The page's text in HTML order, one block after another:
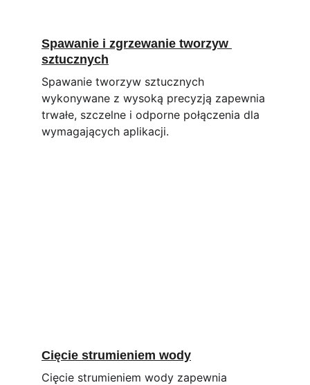
Spawanie i zgrzewanie tworzyw
sztucznych
Spawanie tworzyw sztucznych
wykonywane z wysoką precyzją zapewnia
trwałe, szczelne i odporne połączenia dla
wymagających aplikacji.
Cięcie strumieniem wody
Cięcie strumieniem wody zapewnia